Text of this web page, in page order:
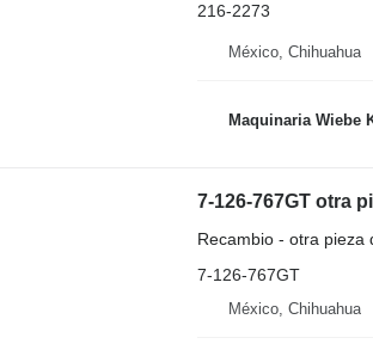
216-2273
México, Chihuahua
Maquinaria Wiebe
7-126-767GT otra
Recambio - otra pieza
7-126-767GT
México, Chihuahua